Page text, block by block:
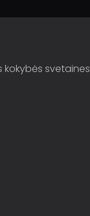
kokybės